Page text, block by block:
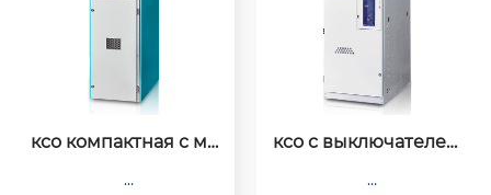
ксо компактная с ма
умным выключател
ксо с выключателем
м